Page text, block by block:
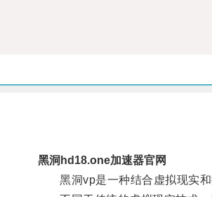
黑洞hd18.one加速器官网
黑洞vp是一种结合虚拟现实和